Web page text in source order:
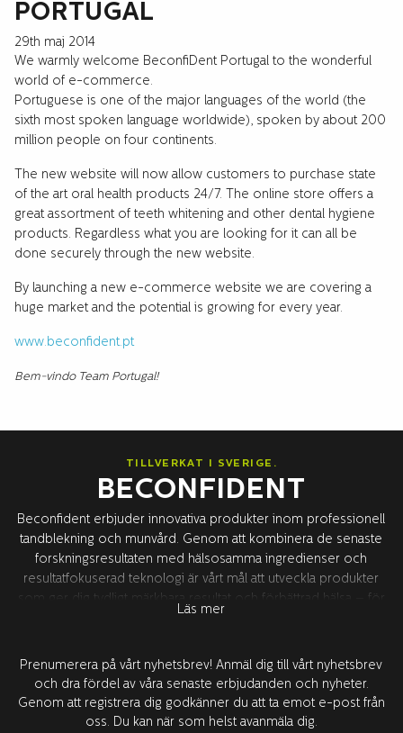
PORTUGAL
29th maj 2014
We warmly welcome BeconfiDent Portugal to the wonderful
world of e-commerce.
Portuguese is one of the major languages of the world (the
sixth most spoken language worldwide), spoken by about 200
million people on four continents.
The new website will now allow customers to purchase state
of the art oral health products 24/7. The online store offers a
great assortment of teeth whitening and other dental hygiene
products. Regardless what you are looking for it can all be
done securely through the new website.
By launching a new e-commerce website we are covering a
huge market and the potential is growing for every year.
www.beconfident.pt
Bem-vindo Team Portugal!
TILLVERKAT I SVERIGE.
BECONFIDENT
Beconfident erbjuder innovativa produkter inom professionell
tandblekning och munvård. Genom att kombinera de senaste
forskningsresultaten med hälsosamma ingredienser och
resultatfokuserad teknologi är vårt mål att utveckla produkter
som ger dig tydligt märkbara resultat och förbättrad hälsa – för
i världen. Alla produkter är testade och godkända av tandläkare.
Läs mer
Prenumerera på vårt nyhetsbrev! Anmäl dig till vårt nyhetsbrev
och dra fördel av våra senaste erbjudanden och nyheter.
Genom att registrera dig godkänner du att ta emot e-post från
oss. Du kan när som helst avanmäla dig.